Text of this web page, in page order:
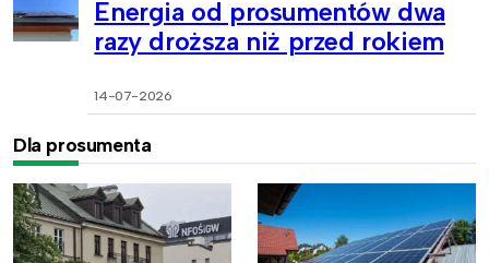
Energia od prosumentów dwa
razy droższa niż przed rokiem
14-07-2026
Dla prosumenta